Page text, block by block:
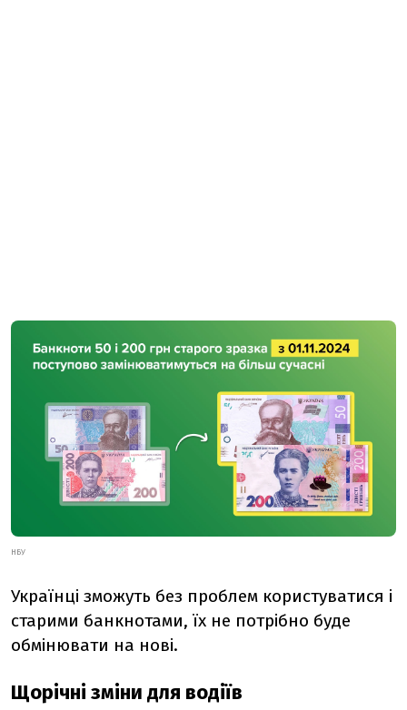
НБУ
Українці зможуть без проблем користуватися і
старими банкнотами, їх не потрібно буде
обмінювати на нові.
Щорічні зміни для водіїв